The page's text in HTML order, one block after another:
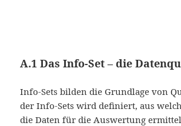
A.1 Das Info-Set – die
Info-Sets bilden die Grundlage von
der Info-Sets wird definiert, aus
die Daten für die Auswertung